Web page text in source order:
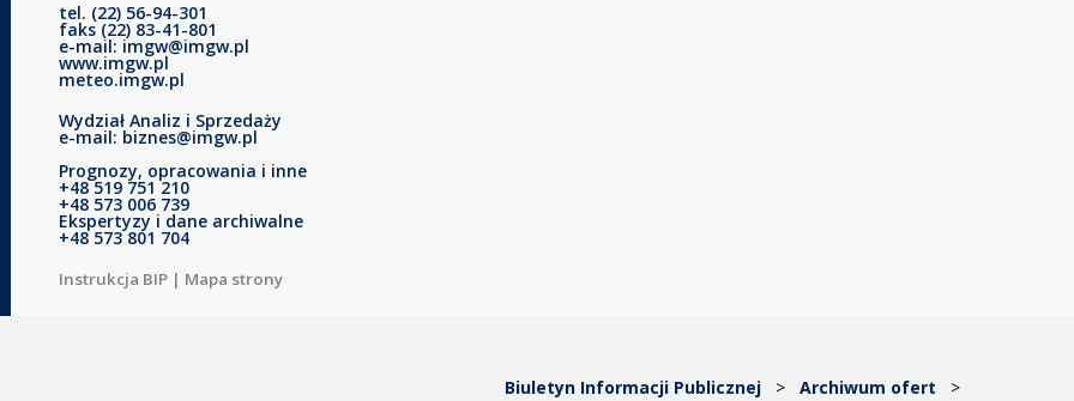
tel. (22) 56-94-301
faks (22) 83-41-801
e-mail: imgw@imgw.pl
www.imgw.pl
meteo.imgw.pl
Wydział Analiz i Sprzedaży
e-mail: biznes@imgw.pl
Prognozy, opracowania i inne
+48 519 751 210
+48 573 006 739
Ekspertyzy i dane archiwalne
+48 573 801 704
Instrukcja BIP | Mapa strony
Biuletyn Informacji Publicznej > Archiwum ofert >